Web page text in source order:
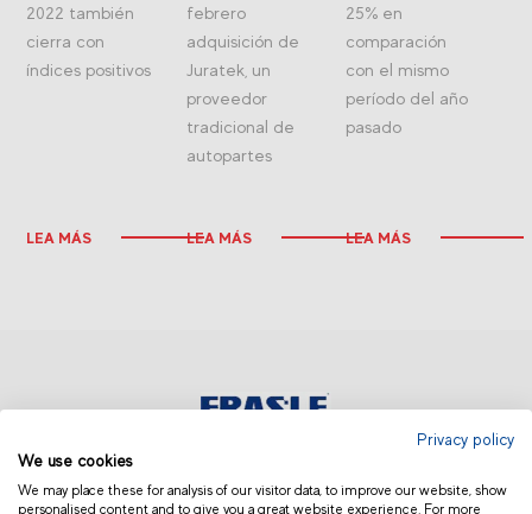
2022 también
cierra con
índices positivos
LEA MÁS
febrero
adquisición de
Juratek, un
proveedor
tradicional de
autopartes
LEA MÁS
25% en
comparación
con el mismo
período del año
pasado
LEA MÁS
COLOMBIA
Privacy policy
We use cookies
We may place these for analysis of our visitor data, to improve our website, show
personalised content and to give you a great website experience. For more